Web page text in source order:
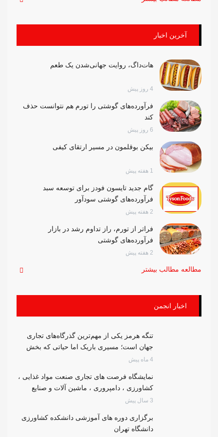
آخرین اخبار
هات‌داگ، روایت جهانی‌شدن یک طعم
فرآورده‌های گوشتی را تورم هم نتوانست حذف
کند
بیکن بوقلمون در مسیر ارتقای کیفی
گام جدید تایسون فودز برای توسعه سبد
فرآورده‌های گوشتی سودآور
فراتر از تورم، راز تداوم رشد در بازار
فرآورده‌های گوشتی
مطالعه مطالب بیشتر
اخبار انجمن
تنگه هرمز یکی از مهم‌ترین گذرگاه‌های تجاری
جهان است؛ مسیری باریک اما حیاتی که بخش
بزرگی از تجارت انرژی و کالاهای استراتژیک از
صنایع فرآورده‌های گوشتی ایران و بر اساس
داده‌های تجارت جهانی، حدود یک‌چهارم تجارت
دریایی نفت جهان از این مسیر انجام می‌شود و
اختلال در آن بلافاصله بر بازارهای جهانی اثر
می‌گذارد. با آغاز درگیری میان ایران و آمریکا و
نمایشگاه فرصت های تجاری صنعت مواد غذایی ،
کشاورزی ، دامپروری ، ماشین آلات و صنایع
وابسته
برگزاری دوره های آموزشی دانشکده کشاورزی
دانشگاه تهران